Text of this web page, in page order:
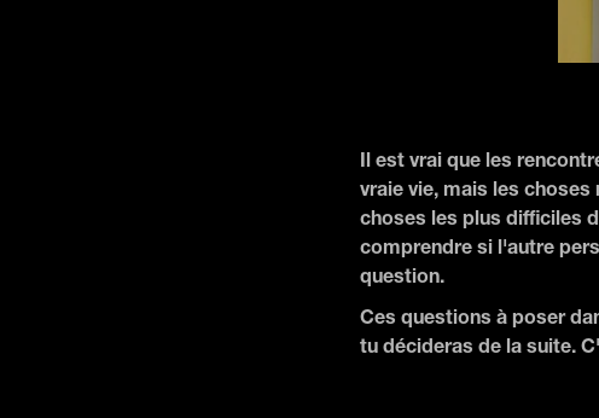
Il est vrai que les
vraie vie, mais les
choses les plus difficiles
comprendre si l'autre
question.
Ces questions à poser
tu décideras de la suite.